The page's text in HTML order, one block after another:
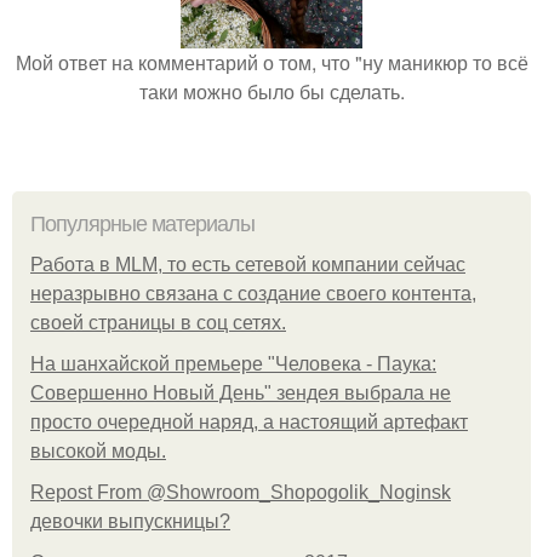
Мой ответ на комментарий о том, что "ну маникюр то всё
таки можно было бы сделать.
Популярные материалы
Работа в MLM, то есть сетевой компании сейчас
неразрывно связана с создание своего контента,
своей страницы в соц сетях.
На шанхайской премьере "Человека - Паука:
Совершенно Новый День" зендея выбрала не
просто очередной наряд, а настоящий артефакт
высокой моды.
Repost From @Showroom_Shopogolik_Noginsk
девочки выпускницы?